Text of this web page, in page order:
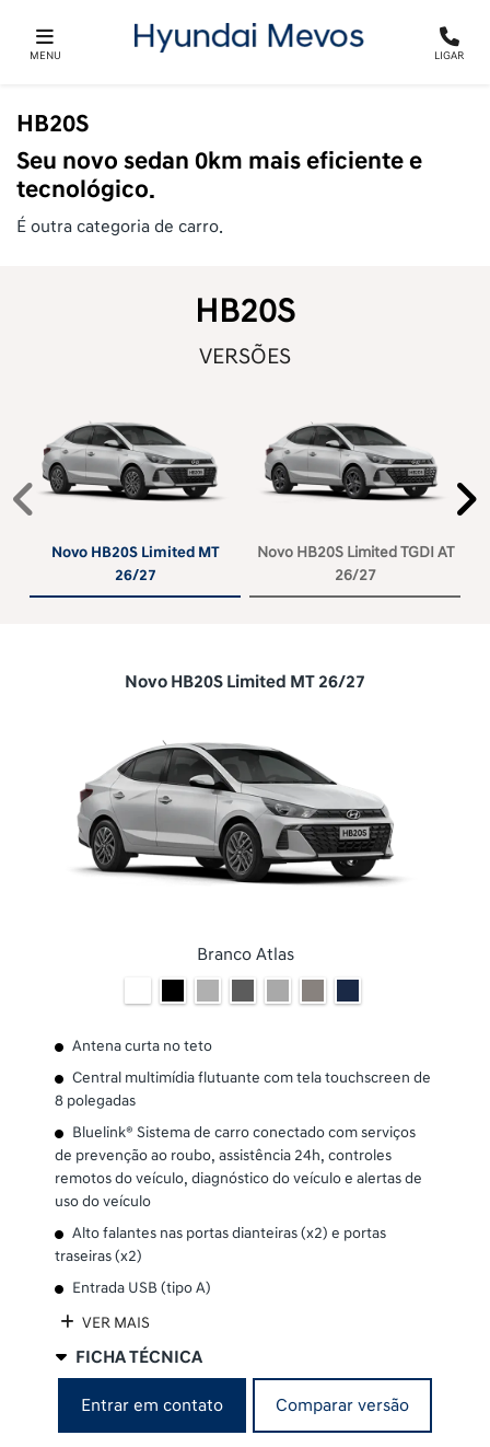
MENU LIGAR
HB20S
Seu novo sedan 0km mais eficiente e
tecnológico.
É outra categoria de carro.
HB20S
VERSÕES
Novo HB20S Limited MT
26/27
Novo HB20S Limited TGDI AT
26/27
Anterior
Novo HB20S Limited MT 26/27
Branco Atlas
Antena curta no teto
Central multimídia flutuante com tela touchscreen de
8 polegadas
Bluelink® Sistema de carro conectado com serviços
de prevenção ao roubo, assistência 24h, controles
remotos do veículo, diagnóstico do veículo e alertas de
uso do veículo
Alto falantes nas portas dianteiras (x2) e portas
traseiras (x2)
Entrada USB (tipo A)
VER MAIS
FICHA TÉCNICA
Entrar em contato Comparar versão